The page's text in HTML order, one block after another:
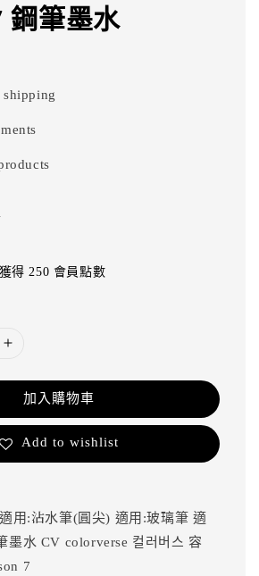
鋼筆墨水
得 250 會員點數
加入購物車
Add to wishlist
適用:沾水筆(圓尖) 適用:玻璃筆 適
墨水 CV colorverse 컬러버스 容
7